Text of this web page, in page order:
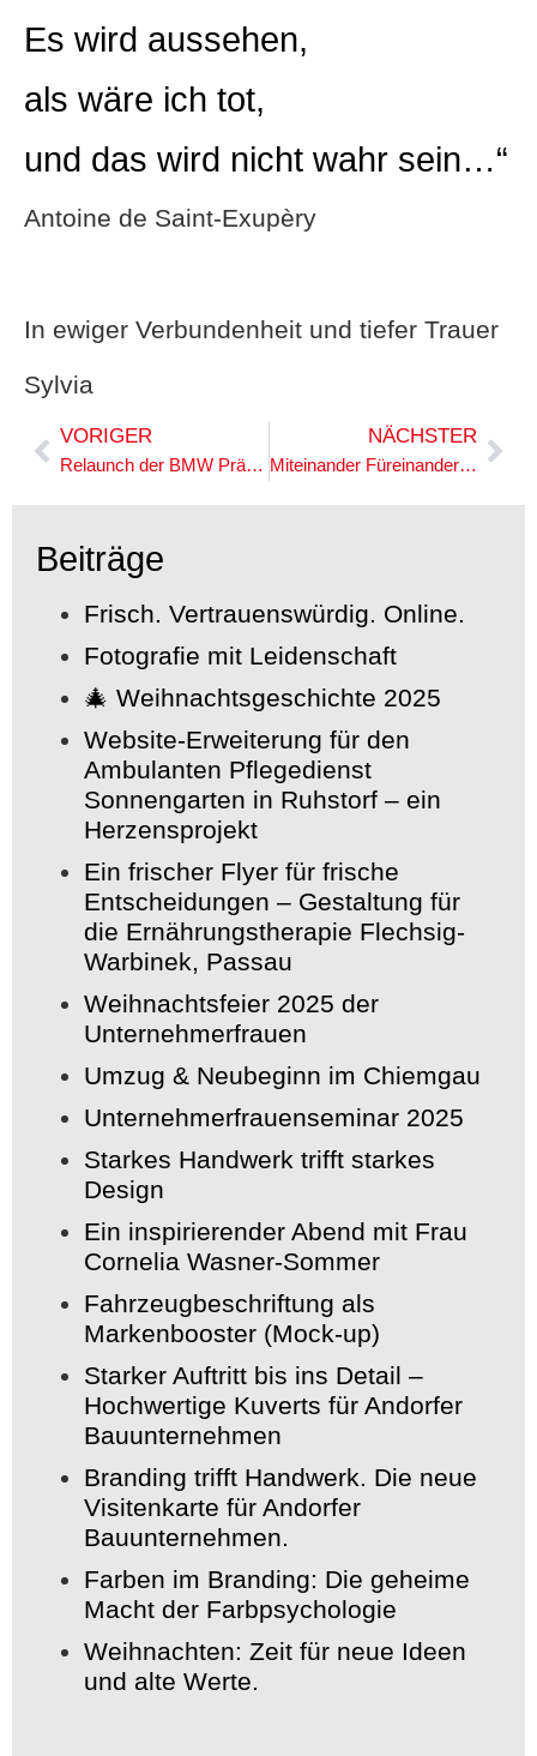
Es wird aussehen,
als wäre ich tot,
und das wird nicht wahr sein…“
Antoine de Saint-Exupèry
In ewiger Verbundenheit und tiefer Trauer
Sylvia
VORIGER
Relaunch der BMW Präsentation
NÄCHSTER
Miteinander Füreinander gegen Coronavieren
Beiträge
Frisch. Vertrauenswürdig. Online.
Fotografie mit Leidenschaft
🎄 Weihnachtsgeschichte 2025
Website-Erweiterung für den
Ambulanten Pflegedienst
Sonnengarten in Ruhstorf – ein
Herzensprojekt
Ein frischer Flyer für frische
Entscheidungen – Gestaltung für
die Ernährungstherapie Flechsig-
Warbinek, Passau
Weihnachtsfeier 2025 der
Unternehmerfrauen
Umzug & Neubeginn im Chiemgau
Unternehmerfrauenseminar 2025
Starkes Handwerk trifft starkes
Design
Ein inspirierender Abend mit Frau
Cornelia Wasner-Sommer
Fahrzeugbeschriftung als
Markenbooster (Mock-up)
Starker Auftritt bis ins Detail –
Hochwertige Kuverts für Andorfer
Bauunternehmen
Branding trifft Handwerk. Die neue
Visitenkarte für Andorfer
Bauunternehmen.
Farben im Branding: Die geheime
Macht der Farbpsychologie
Weihnachten: Zeit für neue Ideen
und alte Werte.